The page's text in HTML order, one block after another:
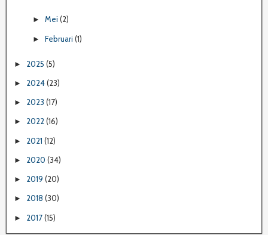
► Mei (2)
► Februari (1)
► 2025 (5)
► 2024(23)
► 2023 (17)
► 2022(16)
► 2021 (12)
► 2020 (34)
► 2019 (20)
► 2018 (30)
► 2017(15)